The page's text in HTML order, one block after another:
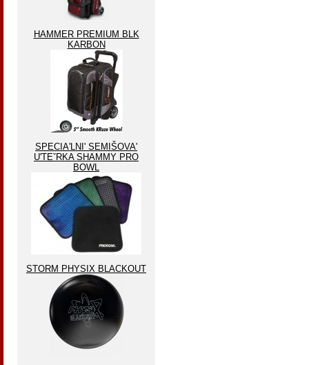
HAMMER PREMIUM BLK
KARBON
SPECIA'LNI' SEMIŠOVA'
U'TEˇRKA SHAMMY PRO
BOWL
STORM PHYSIX BLACKOUT